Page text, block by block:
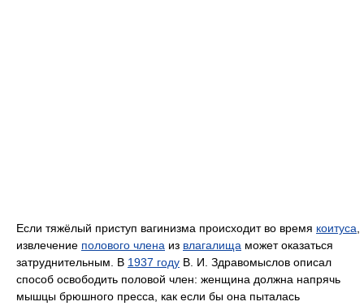
Если тяжёлый приступ вагинизма происходит во время коитуса,
извлечение полового члена из влагалища может оказаться
затруднительным. В 1937 году В. И. Здравомыслов описал
способ освободить половой член: женщина должна напрячь
мышцы брюшного пресса, как если бы она пыталась